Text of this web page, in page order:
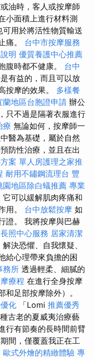
油時，客人或按摩師
小面積上進行材料測
可用於將活性物質輸送
痛。 台中市按摩服務
明 優質養護中心推薦
腹時都不健康。 台中
有益的，而且可以放
按摩的效果。 多樣餐
蘭地區台胞證申請 辦公
只不過是隔著衣服進行
療 無論如何，按摩師一
醫為基礎，屬於自然
防性治療，並且在出
案 單人房護理之家推
耐用不鏽鋼流理台 豐
園地區除白蟻推薦 專業
它可以緩解肌肉疼痛和
用。 台中放鬆按摩 如
證。 我將按摩與巴赫
照中心服務 居家清潔
決恐懼、自我懷疑、
給心理帶來負擔的困
務所 透過輕柔、細膩的
療程 在進行全身按摩
足部按摩除外）。
化 「Lomi 推薦優秀
古老的夏威夷治療藝
行有節奏的長時間前臂
間，僅覆蓋我正在工
歐式外燴的精緻體驗 專